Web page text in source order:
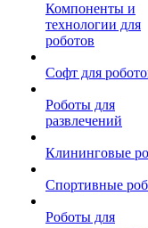
Компоненты и
технологии для
роботов
Софт для
Роботы для
развлечений
Клининговые
Спортивные
Роботы для